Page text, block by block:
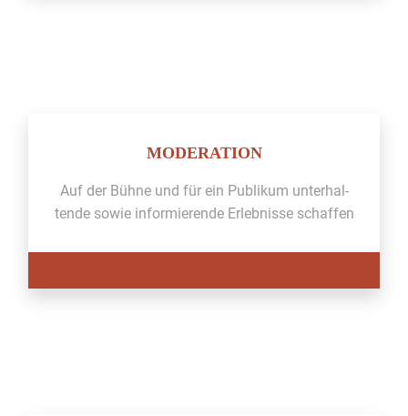
MODERATION
Auf der Bühne und für ein Pub­likum unter­hal­
tende sowie informierende Erleb­nisse schaf­fen